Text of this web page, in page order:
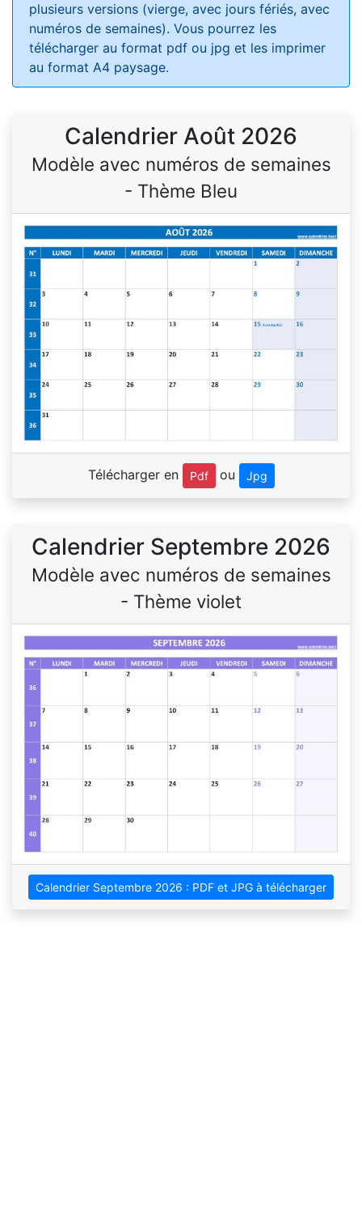
plusieurs versions (vierge, avec jours fériés, avec
numéros de semaines). Vous pourrez les
télécharger au format pdf ou jpg et les imprimer
au format A4 paysage.
Calendrier Août 2026
Modèle avec numéros de semaines
- Thème Bleu
Télécharger en Pdf ou Jpg
Calendrier Septembre 2026
Modèle avec numéros de semaines
- Thème violet
Calendrier Septembre 2026 : PDF et JPG à télécharger